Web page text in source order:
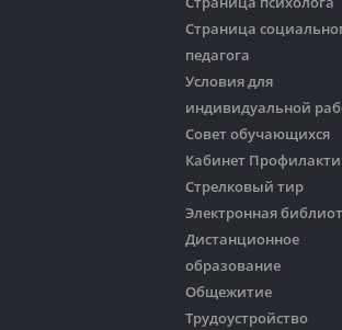
Страница
педагога
Условия для
индивидуальной
Совет обучающихся
Кабинет
Стрелковый тир
Электронная
Дистанционное
образование
Общежитие
Трудоустройство